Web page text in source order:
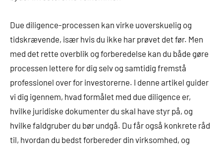
Due diligence-processen kan virke uoverskuelig og
tidskrævende, især hvis du ikke har prøvet det før. Men
med det rette overblik og forberedelse kan du både gøre
processen lettere for dig selv og samtidig fremstå
professionel over for investorerne. I denne artikel guider
vi dig igennem, hvad formålet med due diligence er,
hvilke juridiske dokumenter du skal have styr på, og
hvilke faldgruber du bør undgå. Du får også konkrete råd
til, hvordan du bedst forbereder din virksomhed, og